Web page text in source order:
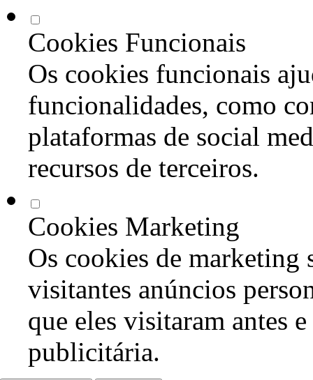
Cookies Funcionais
Os cookies funcionais
funcionalidades, como
plataformas de social
recursos de terceiros.
Cookies Marketing
Os cookies de marketing
visitantes anúncios
que eles visitaram antes
publicitária.